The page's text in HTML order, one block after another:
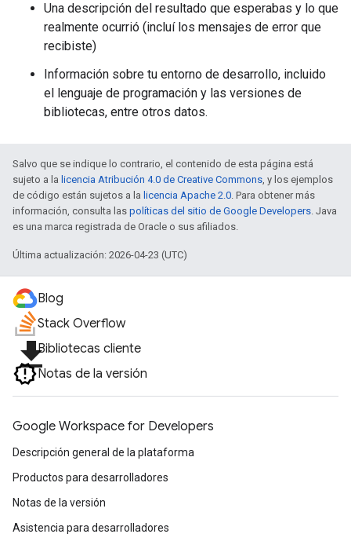
Una descripción del resultado que esperabas y lo que
realmente ocurrió (incluí los mensajes de error que
recibiste)
Información sobre tu entorno de desarrollo, incluido
el lenguaje de programación y las versiones de
bibliotecas, entre otros datos.
Salvo que se indique lo contrario, el contenido de esta página está
sujeto a la licencia Atribución 4.0 de Creative Commons, y los ejemplos
de código están sujetos a la licencia Apache 2.0. Para obtener más
información, consulta las políticas del sitio de Google Developers. Java
es una marca registrada de Oracle o sus afiliados.
Última actualización: 2026-04-23 (UTC)
Blog
Stack Overflow
file_downloadBibliotecas cliente
Notas de la versión
Google Workspace for Developers
Descripción general de la plataforma
Productos para desarrolladores
Notas de la versión
Asistencia para desarrolladores